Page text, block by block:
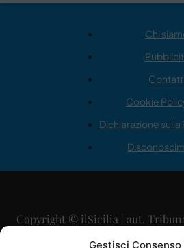
Gestisci Consenso
Chi
Contatti
Cookie
Dichiarazione sulla
Copyright © ilSicilia | aut.
29/09/2015